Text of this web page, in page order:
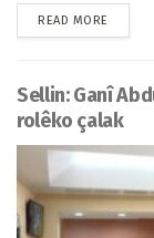
READ MORE
Sellin: Ganî
rolêko çalak